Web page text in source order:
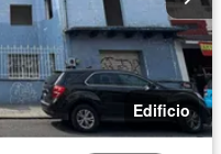
Edificio